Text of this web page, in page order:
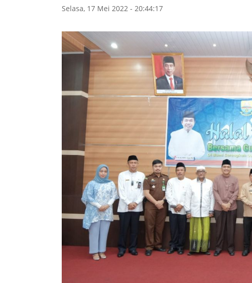
Selasa, 17 Mei 2022 - 20:44:17